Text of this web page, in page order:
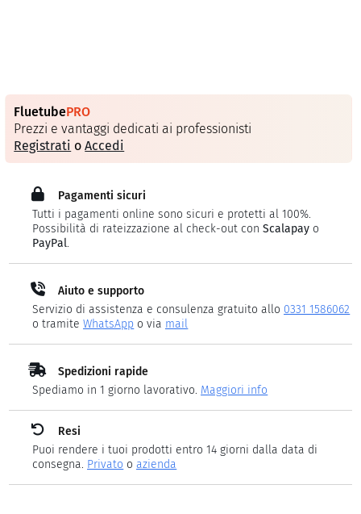
FluetubePRO
Prezzi e vantaggi dedicati ai professionisti
Registrati oAccedi
Pagamenti sicuri
Tutti i pagamenti online sono sicuri e protetti al 100%.
Possibilità di rateizzazione al check-out conScalapay o
PayPal.
Aiuto e supporto
Servizio di assistenza e consulenza gratuito allo 0331 1586062
o tramiteWhatsApp o via mail
Spedizioni rapide
Spediamo in 1 giorno lavorativo. Maggiori info
Resi
Puoi rendere i tuoi prodotti entro 14 giorni dalla data di
consegna. Privato oazienda